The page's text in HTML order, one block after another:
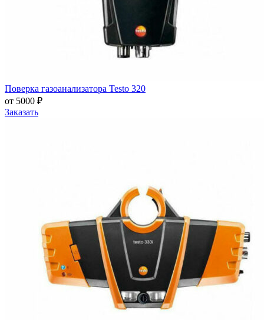
Поверка газоанализатора Testo 320
от 5000 ₽
Заказать